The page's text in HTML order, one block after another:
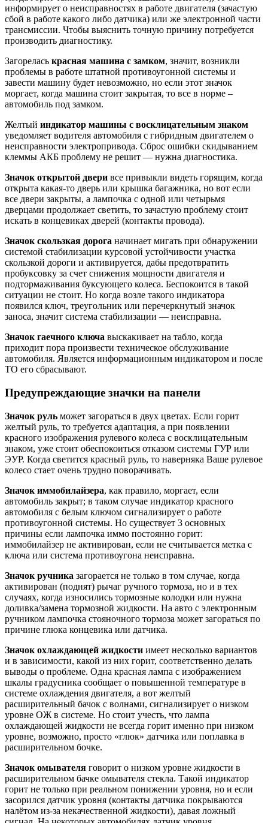
информирует о неисправностях в работе двигателя (зачастую
сбой в работе какого либо датчика) или же электронной части
трансмиссии. Чтобы выяснить точную причину потребуется
производить диагностику.
Загорелась красная машина с замком, значит, возникли
проблемы в работе штатной противоугонной системы и
завести машину будет невозможно, но если этот значок
моргает, когда машина стоит закрытая, то все в норме –
автомобиль под замком.
Желтый индикатор машины с восклицательным знаком
уведомляет водителя автомобиля с гибридным двигателем о
неисправности электропривода. Сброс ошибки скидыванием
клеммы АКБ проблему не решит — нужна диагностика.
Значок открытой двери все привыкли видеть горящим, когда
открыта какая-то дверь или крышка багажника, но вот если
все двери закрыты, а лампочка с одной или четырьмя
дверцами продолжает светить, то зачастую проблему стоит
искать в концевиках дверей (контакты провода).
Значок скользкая дорога начинает мигать при обнаружении
системой стабилизации курсовой устойчивости участка
скользкой дороги и активируется, дабы предотвратить
пробуксовку за счет снижения мощности двигателя и
подтормаживания буксующего колеса. Беспокоится в такой
ситуации не стоит. Но когда возле такого индикатора
появился ключ, треугольник или перечеркнутый значок
заноса, значит система стабилизации — неисправна.
Значок гаечного ключа выскакивает на табло, когда
приходит пора произвести техническое обслуживание
автомобиля. Является информационным индикатором и после
ТО его сбрасывают.
Предупреждающие значки на панели
Значок руль может загораться в двух цветах. Если горит
желтый руль, то требуется адаптация, а при появлении
красного изображения рулевого колеса с восклицательным
знаком, уже стоит обеспокоиться отказом системы ГУР или
ЭУР. Когда светится красный руль, то наверняка Ваше рулевое
колесо стает очень трудно поворачивать.
Значок иммобилайзера, как правило, моргает, если
автомобиль закрыт; в таком случае индикатор красного
автомобиля с белым ключом сигнализирует о работе
противоугонной системы. Но существует 3 основных
причины если лампочка иммо постоянно горит:
иммобилайзер не активирован, если не считывается метка с
ключа или система противоугона неисправна.
Значок ручника загорается не только в том случае, когда
активирован (поднят) рычаг ручного тормоза, но и в тех
случаях, когда износились тормозные колодки или нужна
доливка/замена тормозной жидкости. На авто с электронным
ручником лампочка стояночного тормоза может загораться по
причине глюка концевика или датчика.
Значок охлаждающей жидкости имеет несколько вариантов
и в зависимости, какой из них горит, соответственно делать
выводы о проблеме. Одна красная лампа с изображением
шкалы градусника сообщает о повышенной температуре в
системе охлаждения двигателя, а вот желтый
расширительный бачок с волнами, сигнализирует о низком
уровне ОЖ в системе. Но стоит учесть, что лампа
охлаждающей жидкости не всегда горит именно при низком
уровне, возможно, просто «глюк» датчика или поплавка в
расширительном бочке.
Значок омывателя говорит о низком уровне жидкости в
расширительном бачке омывателя стекла. Такой индикатор
горит не только при реальном понижении уровня, но и если
засорился датчик уровня (контакты датчика покрываются
налётом из-за некачественной жидкости), давая ложный